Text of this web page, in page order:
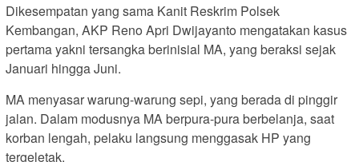
Dikesempatan yang sama Kanit Reskrim Polsek
Kembangan, AKP Reno Apri Dwijayanto mengatakan kasus
pertama yakni tersangka berinisial MA, yang beraksi sejak
Januari hingga Juni.
MA menyasar warung-warung sepi, yang berada di pinggir
jalan. Dalam modusnya MA berpura-pura berbelanja, saat
korban lengah, pelaku langsung menggasak HP yang
tergeletak.